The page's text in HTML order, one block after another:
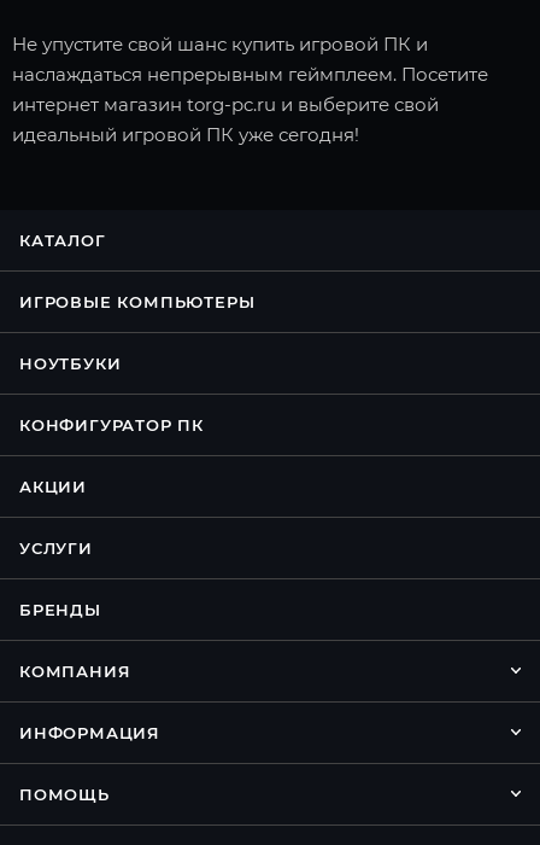
Не упустите свой шанс купить игровой ПК и
наслаждаться непрерывным геймплеем. Посетите
интернет магазин torg-pc.ru и выберите свой
идеальный игровой ПК уже сегодня!
КАТАЛОГ
ИГРОВЫЕ КОМПЬЮТЕРЫ
НОУТБУКИ
КОНФИГУРАТОР ПК
АКЦИИ
УСЛУГИ
БРЕНДЫ
КОМПАНИЯ
ИНФОРМАЦИЯ
ПОМОЩЬ